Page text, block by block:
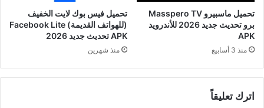
تحميل ماسبيرو Masspero TV
برو تحديث جديد 2026 للأندرويد
APK
منذ 3 أسابيع
تحميل فيس بوك لايت الخفيف
(للهواتف القديمة) Facebook Lite
APK تحديث جديد 2026
منذ شهرين
اترك تعليقاً